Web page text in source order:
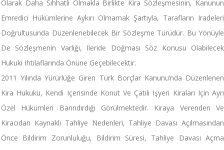
Olarak Daha Sıhhatli Olmakla Birlikte Kira Sözleşmesinin, Kanunun
Emredici Hükümlerine Aykırı Olmamak Şartıyla, Tarafların Iradeleri
Doğrultusunda Düzenlenebilecek Bir Sözleşme Türüdür. Bu Yönüyle
De Sözleşmenin Varlığı, Ileride Doğması Söz Konusu Olabilecek
Hukuki Ihtilaflarında Önüne Geçebilecektir.
2011 Yılında Yürürlüğe Giren Türk Borçlar Kanunu’nda Düzenlenen
Kira Hukuku, Kendi Içerisinde Konut Ve Çatılı Işyeri Kiraları Için Ayrı
Özel Hükümleri Barındırdığı Görülmektedir. Kiraya Verenden Ve
Kiracıdan Kaynaklı Tahliye Nedenleri, Tahliye Davası Açılmasından
Önce Bildirim Zorunluluğu, Bildirim Süresi, Tahliye Davası Açma